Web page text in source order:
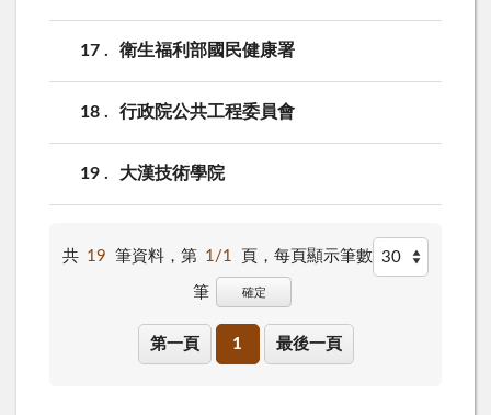
17 衛生福利部國民健康署
18 行政院公共工程委員會
19 大漢技術學院
共 19 筆資料，第 1/1 頁， 每頁顯示筆數
筆 確定
第一頁 1 最後一頁